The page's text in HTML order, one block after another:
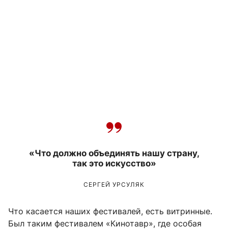
«Что должно объединять нашу страну,
так это искусство»
СЕРГЕЙ УРСУЛЯК
Что касается наших фестивалей, есть витринные.
Был таким фестивалем «Кинотавр», где особая